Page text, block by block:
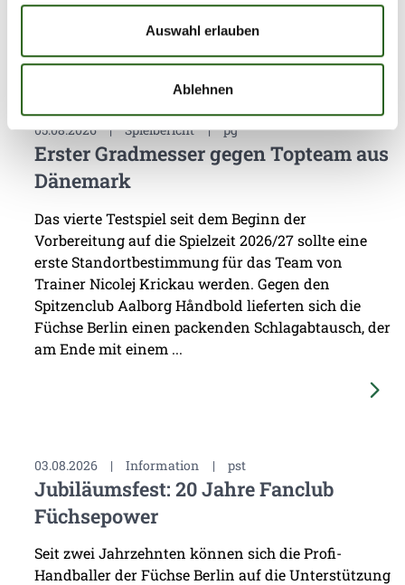
Auswahl erlauben
Ablehnen
Weitere News
05.08.2026 | Spielbericht | pg
Erster Gradmesser gegen Topteam aus
Dänemark
Das vierte Testspiel seit dem Beginn der
Vorbereitung auf die Spielzeit 2026/27 sollte eine
erste Standortbestimmung für das Team von
Trainer Nicolej Krickau werden. Gegen den
Spitzenclub Aalborg Håndbold lieferten sich die
Füchse Berlin einen packenden Schlagabtausch, der
am Ende mit einem ...
03.08.2026 | Information | pst
Jubiläumsfest: 20 Jahre Fanclub
Füchsepower
Seit zwei Jahrzehnten können sich die Profi-
Handballer der Füchse Berlin auf die Unterstützung